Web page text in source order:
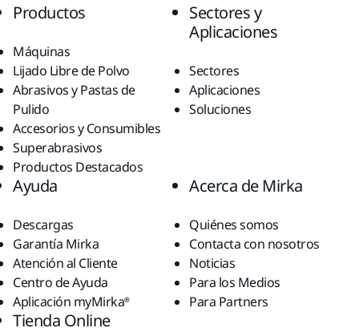
Productos
Máquinas
Lijado Libre de Polvo
Abrasivos y Pastas de
Pulido
Accesorios y Consumibles
Superabrasivos
Productos Destacados
Sectores y
Aplicaciones
Sectores
Aplicaciones
Soluciones
Ayuda
Descargas
Garantía Mirka
Atención al Cliente
Centro de Ayuda
Aplicación myMirka®
Acerca de Mirka
Quiénes somos
Contacta con nosotros
Noticias
Para los Medios
Para Partners
Tienda Online